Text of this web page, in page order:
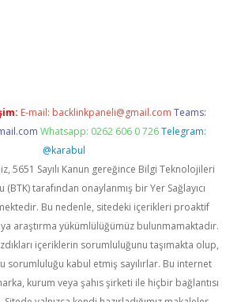
E-mail: backlinkpaneli@gmail.com Teams:
Whatsapp: 0262 606 0 726 Telegram:
@karabul
5651 Sayılı Kanun gereğince Bilgi Teknolojileri
tarafından onaylanmış bir Yer Sağlayıcı
Bu nedenle, sitedeki içerikleri proaktif
araştırma yükümlülüğümüz bulunmamaktadır.
içeriklerin sorumluluğunu taşımakta olup,
sorumluluğu kabul etmiş sayılırlar. Bu internet
kurum veya şahıs şirketi ile hiçbir bağlantısı